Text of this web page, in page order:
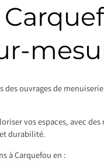
ouvrages de
vos espaces, avec
durabilité.
à Carquefou en :